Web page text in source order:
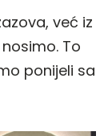
već iz
To
ponijeli sa